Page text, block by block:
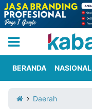
Iklan
Berita
Kami
BERANDA NASIONAL
Daerah